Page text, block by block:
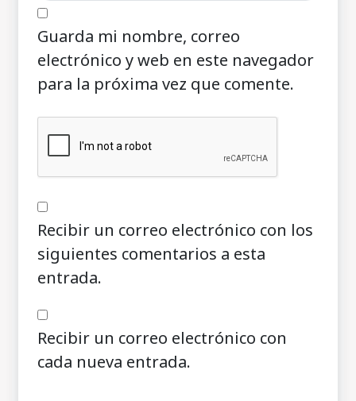
Guarda mi nombre, correo
electrónico y web en este navegador
para la próxima vez que comente.
Recibir un correo electrónico con los
siguientes comentarios a esta
entrada.
Recibir un correo electrónico con
cada nueva entrada.